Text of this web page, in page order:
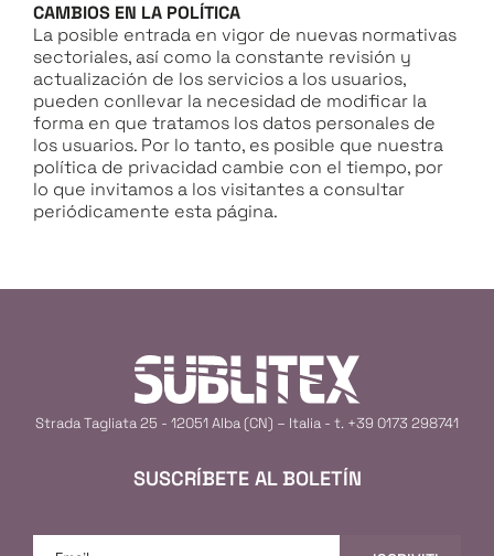
CAMBIOS EN LA POLÍTICA
La posible entrada en vigor de nuevas normativas
sectoriales, así como la constante revisión y
actualización de los servicios a los usuarios,
pueden conllevar la necesidad de modificar la
forma en que tratamos los datos personales de
los usuarios. Por lo tanto, es posible que nuestra
política de privacidad cambie con el tiempo, por
lo que invitamos a los visitantes a consultar
periódicamente esta página.
Strada Tagliata 25 - 12051 Alba (CN) – Italia - t. +39 0173 298741
SUSCRÍBETE AL BOLETÍN